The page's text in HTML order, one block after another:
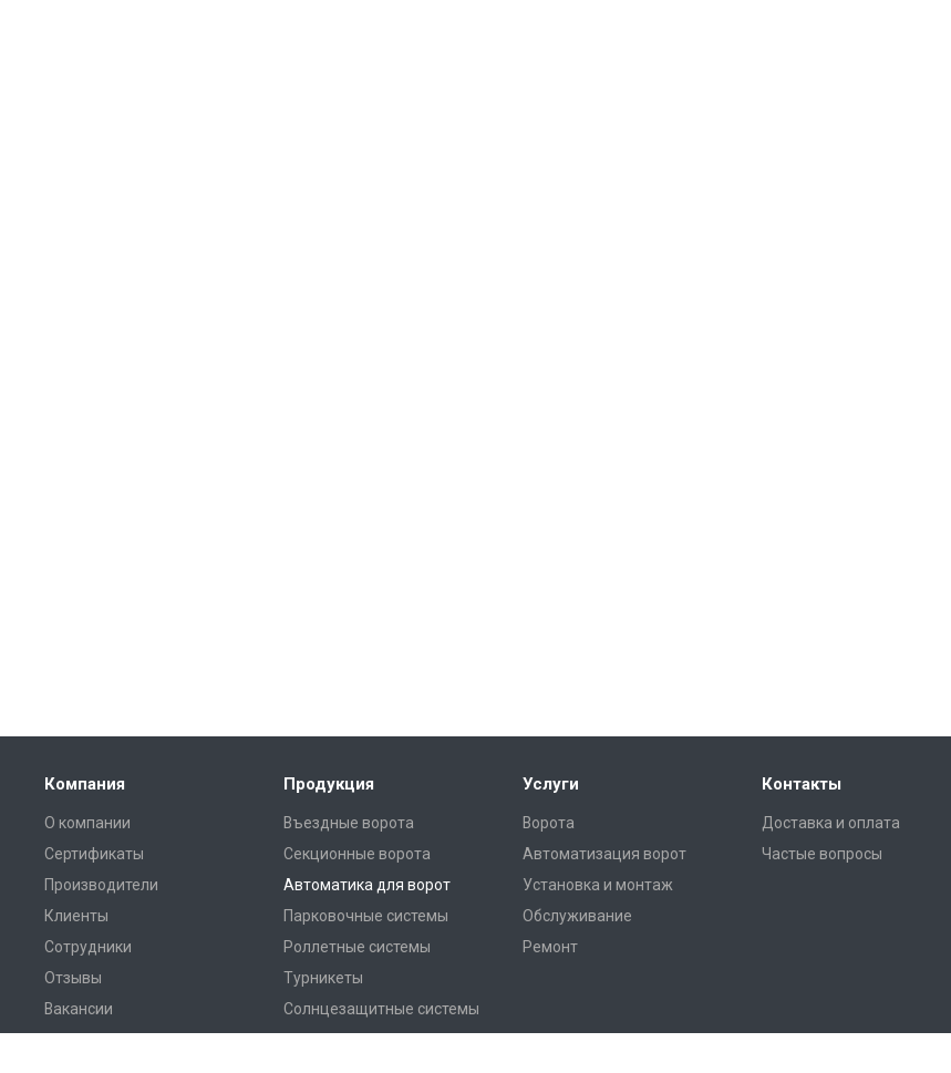
Компания
О компании
Сертификаты
Производители
Клиенты
Сотрудники
Отзывы
Вакансии
Продукция
Въездные ворота
Секционные ворота
Автоматика для ворот
Парковочные системы
Роллетные системы
Турникеты
Солнцезащитные системы
Услуги
Ворота
Автоматизация ворот
Установка и монтаж
Обслуживание
Ремонт
Контакты
Доставка и оплата
Частые вопросы